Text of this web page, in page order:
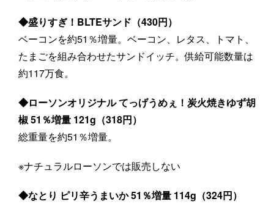
◆盛りすぎ！BLTEサンド（430円）
ベーコンを約51％増量。ベーコン、レタス、トマト、
たまごを組み合わせたサンドイッチ。供給可能数量は
約117万食。
◆ローソンオリジナル てっげうめぇ！炭火焼きゆず胡
椒 51％増量 121g（318円）
総重量を約51％増量。
※ナチュラルローソンでは販売しない
◆なとり ピリ辛うまいか 51％増量 114g（324円）